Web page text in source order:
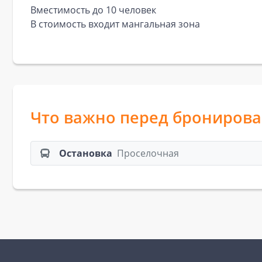
Вместимость до 10 человек
В стоимость входит мангальная зона
Что важно перед
Остановка Проселочная